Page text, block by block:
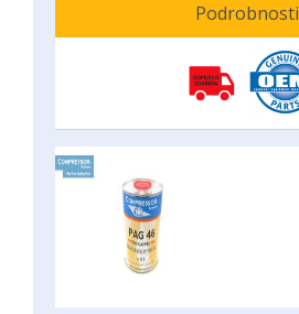
Podrobnosti